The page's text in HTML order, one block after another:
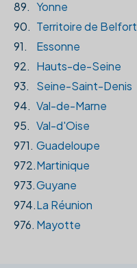
89. Yonne
90. Territoire de Belfort
91.
Essonne
92. Hauts-de-Seine
93.
Seine-Saint-Denis
94. Val-de-Marne
95. Val-d'Oise
971. Guadeloupe
972.Martinique
973.Guyane
974.La Réunion
976. Mayotte